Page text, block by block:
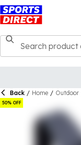
Back / Home / Outdoor
50% OFF